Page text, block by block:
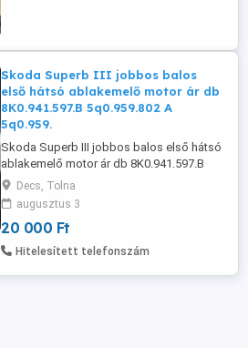
Skoda Superb III jobbos balos
első hátsó ablakemelő motor ár db
8K0.941.597.B 5q0.959.802 A
5q0.959.
Skoda Superb III jobbos balos első hátsó
ablakemelő motor ár db 8K0.941.597.B
5q0.959.802 A 5q0.959.801 A
Decs, Tolna
augusztus 3
20 000 Ft
Hitelesített telefonszám